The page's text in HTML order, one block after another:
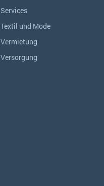
Services
Textil und Mode
Vermietung
Versorgung